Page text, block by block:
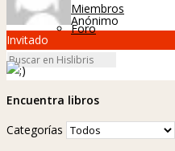
Miembros
Foro
Anónimo
Invitado
Encuentra libros
Categorías